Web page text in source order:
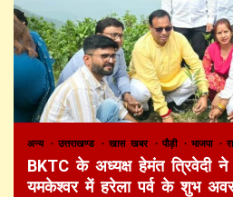
अन्य उत्तराखण्ड खास खबर पौड़ी भाजपा
BKTC के अध्यक्ष हेमंत त्रिवेदी
यमकेश्वर में हरेला पर्व के शुभ